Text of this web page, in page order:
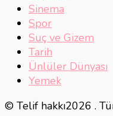
Sinema
Spor
Suç ve Gizem
Tarih
Ünlüler Dünyası
Yemek
© Telif hakkı2026 .